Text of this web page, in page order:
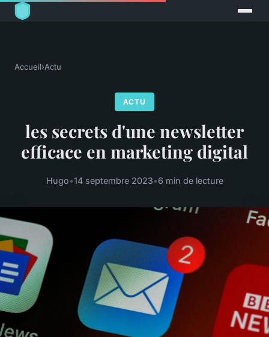
Accueil›Actu
ACTU
les secrets d'une newsletter
efficace en marketing digital
Hugo•14 septembre 2023•6 min de lecture